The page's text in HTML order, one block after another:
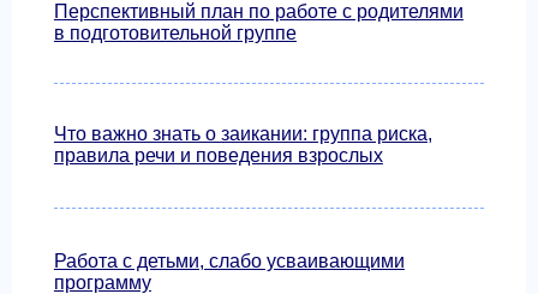
Перспективный план по работе с родителями
в подготовительной группе
Что важно знать о заикании: группа риска,
правила речи и поведения взрослых
Работа с детьми, слабо усваивающими
программу